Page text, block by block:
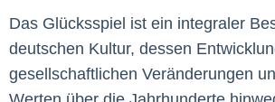
Das Glücksspiel ist ein integraler
deutschen Kultur, dessen
gesellschaftlichen Veränderungen